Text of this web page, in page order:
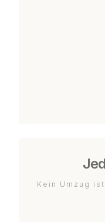
Kein Umzug